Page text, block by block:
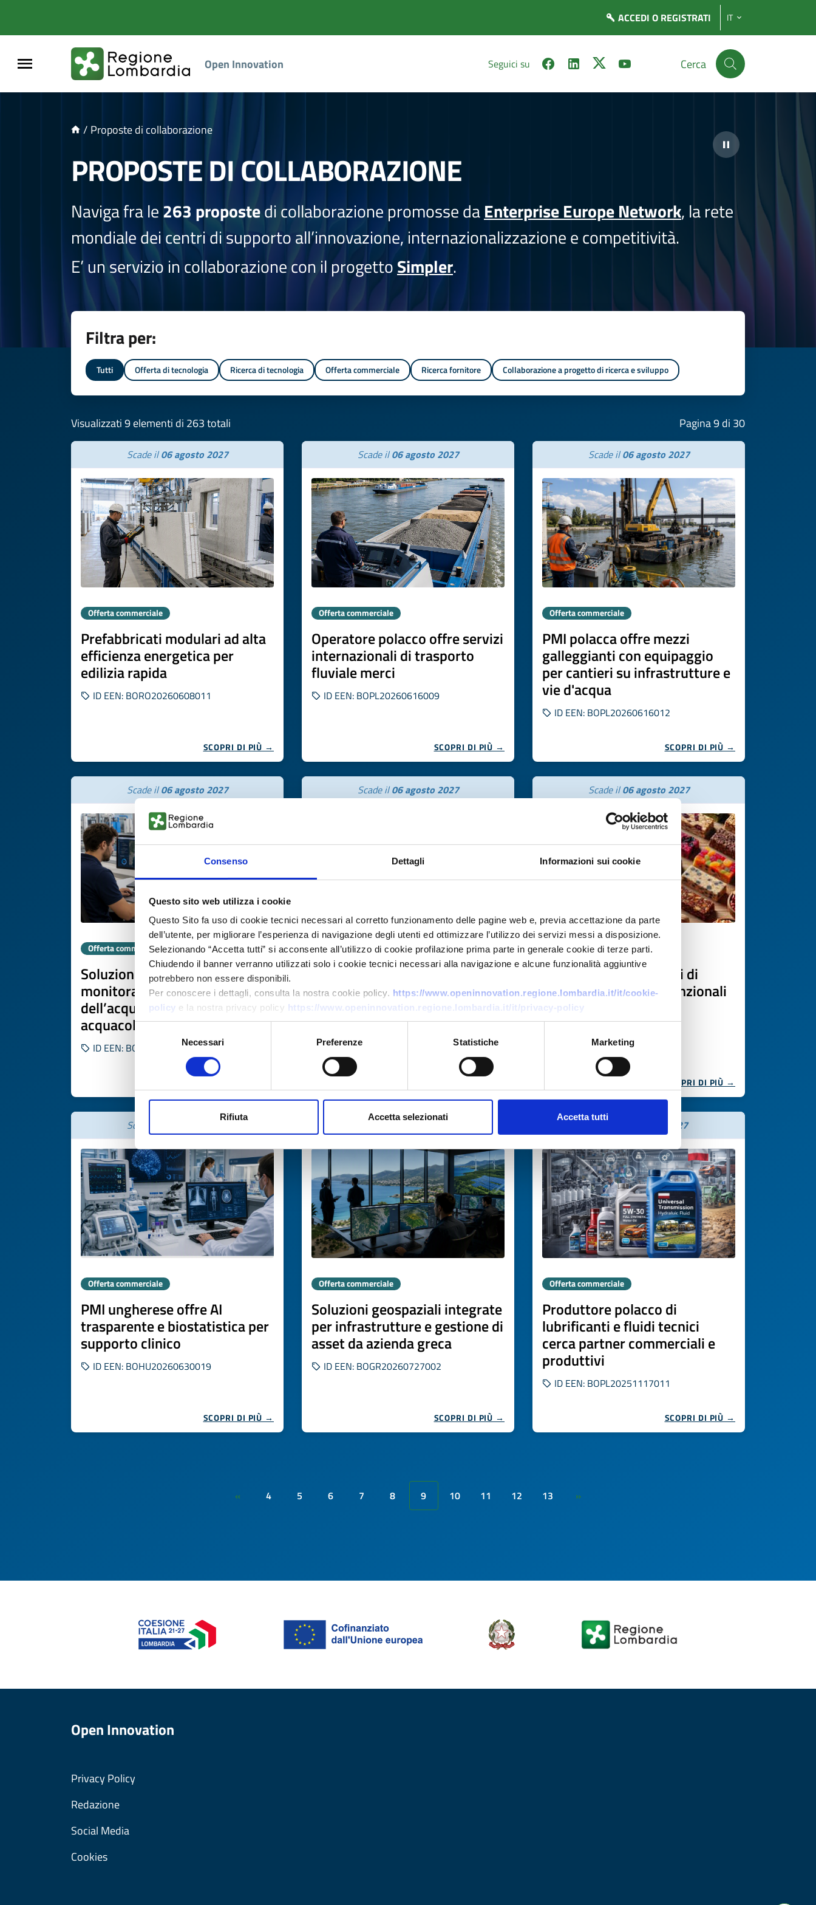
Consenso Dettagli Informazioni sui cookie
Questo sito web utilizza i cookie
Questo Sito fa uso di cookie tecnici necessari al corretto funzionamento delle pagine web e, previa accettazione da parte
dell’utente, per migliorare l’esperienza di navigazione degli utenti ed ottimizzare l’utilizzo dei servizi messi a disposizione.
Selezionando “Accetta tutti” si acconsente all’utilizzo di cookie profilazione prima parte in generale cookie di terze parti.
Chiudendo il banner verranno utilizzati solo i cookie tecnici necessari alla navigazione e alcune funzionalità aggiuntive
potrebbero non essere disponibili.
Per conoscere i dettagli, consulta la nostra cookie policy. https://www.openinnovation.regione.lombardia.it/it/cookie-
policy e la nostra privacy policy https://www.openinnovation.regione.lombardia.it/it/privacy-policy
Selezione
del
Necessari Preferenze Statistiche Marketing
Rifiuta Accetta selezionati Accetta tutti
ACCEDI O REGISTRATI IT
Open Innovation Seguici su Cerca
/ Proposte di collaborazione
PROPOSTE DI COLLABORAZIONE
Naviga fra le263 propostedi collaborazione promosse daEnterprise Europe Network, la rete
mondiale dei centri di supporto all’innovazione, internazionalizzazione e competitività.
E’ un servizio in collaborazione con il progettoSimpler.
Filtra per:
Tutti Offerta di tecnologia Ricerca di tecnologia Offerta commerciale Ricerca fornitore Collaborazione a progetto di ricerca e sviluppo
Visualizzati 9 elementi di 263 totali Pagina 9 di 30
Scade il06 agosto 2027
Offerta commerciale
Prefabbricati modulari ad alta
efficienza energetica per
edilizia rapida
ID EEN: BORO20260608011
SCOPRI DI PIÙ →
Scade il06 agosto 2027
Offerta commerciale
Operatore polacco offre servizi
internazionali di trasporto
fluviale merci
ID EEN: BOPL20260616009
SCOPRI DI PIÙ →
Scade il06 agosto 2027
Offerta commerciale
PMI polacca offre mezzi
galleggianti con equipaggio
per cantieri su infrastrutture e
vie d'acqua
ID EEN: BOPL20260616012
SCOPRI DI PIÙ →
Scade il06 agosto 2027
Offerta commerciale
Soluzioni digitali e IoT per
monitoraggio qualità
dell’acqua e gestione
acquacoltura
ID EEN: BOES20260618009
Scade il06 agosto 2027
Offerta commerciale
Cooperazione nel turismo
medico
ID EEN: BOPL20260629008
Scade il06 agosto 2027
Offerta commerciale
Produzione conto terzi di
miscele proteiche e funzionali
in polvere
SCOPRI DI PIÙ →
Scade il 06 agosto 2027
Offerta commerciale
PMI ungherese offre AI
trasparente e biostatistica per
supporto clinico
ID EEN: BOHU20260630019
SCOPRI DI PIÙ →
Scade il05 agosto 2027
Offerta commerciale
Soluzioni geospaziali integrate
per infrastrutture e gestione di
asset da azienda greca
ID EEN: BOGR20260727002
SCOPRI DI PIÙ →
Scade il 20 marzo 2027
Offerta commerciale
Produttore polacco di
lubrificanti e fluidi tecnici
cerca partner commerciali e
produttivi
ID EEN: BOPL20251117011
SCOPRI DI PIÙ →
« 4 5 6 7 8 9 10 11 12 13 »
Open Innovation
Privacy Policy
Redazione
Social Media
Cookies